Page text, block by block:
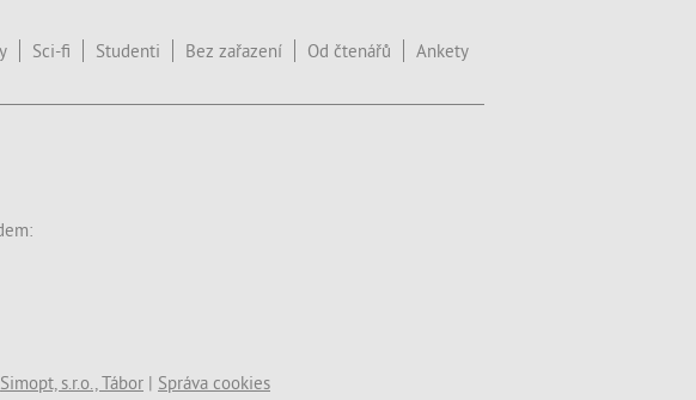
Sci-fi Studenti Bez zařazení Od čtenářů Ankety
Simopt, s.r.o., Tábor | Správa cookies